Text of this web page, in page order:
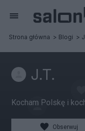
Strona główna Blogi
J.T.
Kocham Polskę i
Obserwuj